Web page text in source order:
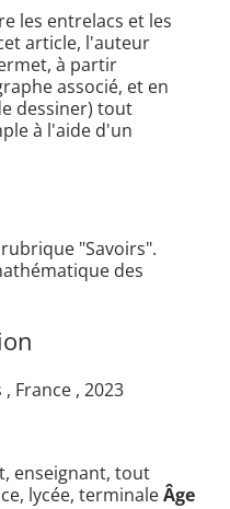
les entrelacs et les
article, l'auteur
à partir
associé, et en
dessiner) tout
à l'aide d'un
"Savoirs".
des
, France , 2023
enseignant, tout
lycée, terminaleÂge